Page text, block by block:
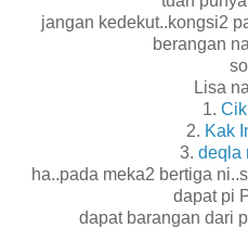
jangan kedekut..kongsi2
berangan
Lisa
1.
2. Kak
3. deqla
ha..pada meka2 bertiga
dapat pi
dapat barangan dari